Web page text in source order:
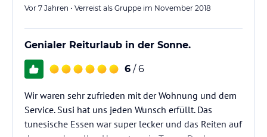
Vor 7 Jahren • Verreist als Gruppe im November 2018
Genialer Reiturlaub in der Sonne.
6 / 6
Wir waren sehr zufrieden mit der Wohnung und dem
Service. Susi hat uns jeden Wunsch erfüllt. Das
tunesische Essen war super lecker und das Reiten auf